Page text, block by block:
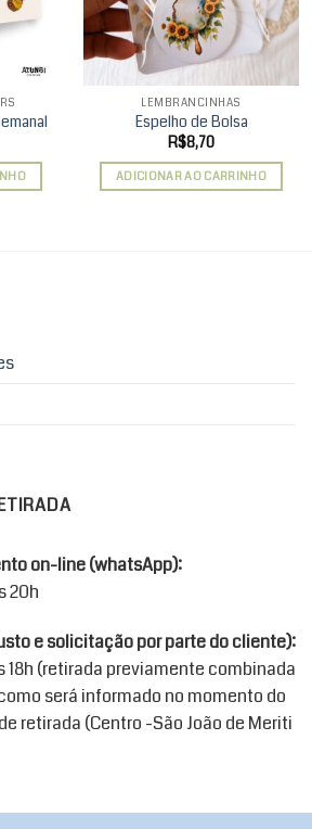
LEMBRANCINHAS
Espelho de Bolsa
R$8,70
ADICIONAR AO CARRINHO
on-line (whatsApp):
20h
e solicitação por parte do cliente):
18h (retirada previamente combinada
será informado no momento do
retirada (Centro -São João de Meriti